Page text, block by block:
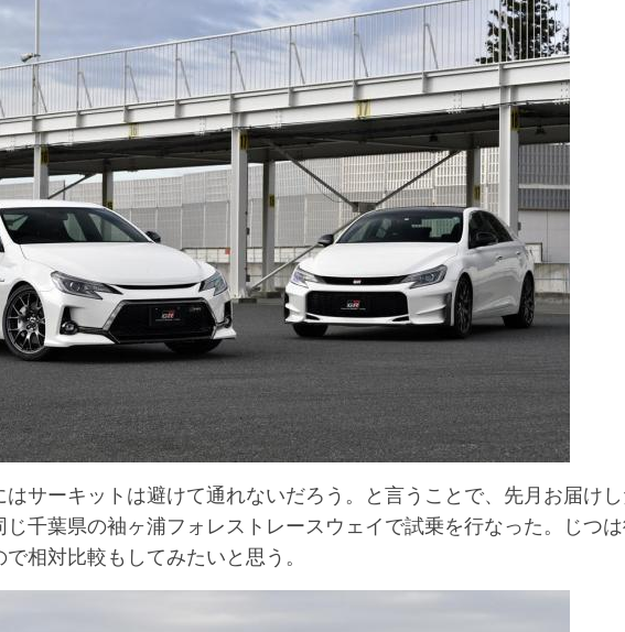
サーキットは避けて通れないだろう。と言うことで、先月お届け
千葉県の袖ヶ浦フォレストレースウェイで試乗を行なった。じつ
相対比較もしてみたいと思う。